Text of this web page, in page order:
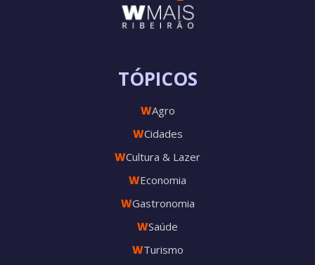
TÓPICOS
WAgro
WCidades
WCultura & Lazer
WEconomia
WGastronomia
WSaúde
WTurismo